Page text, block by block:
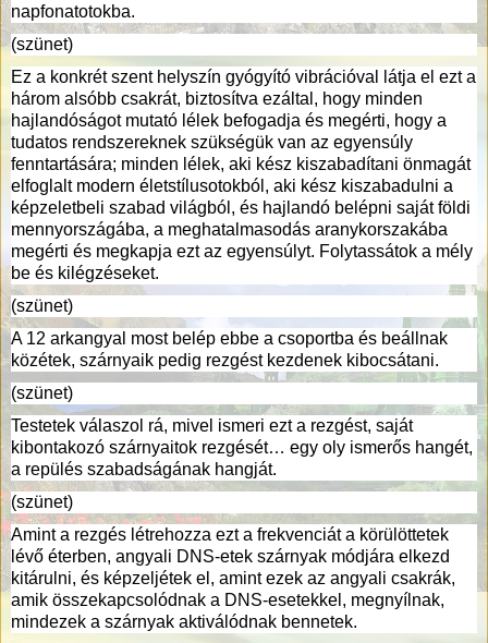
napfonatotokba.
(szünet)
Ez a konkrét szent helyszín gyógyító vibrációval látja el ezt a
három alsóbb csakrát, biztosítva ezáltal, hogy minden
hajlandóságot mutató lélek befogadja és megérti, hogy a
tudatos rendszereknek szükségük van az egyensúly
fenntartására; minden lélek, aki kész kiszabadítani önmagát
elfoglalt modern életstílusotokból, aki kész kiszabadulni a
képzeletbeli szabad világból, és hajlandó belépni saját földi
mennyországába, a meghatalmasodás aranykorszakába
megérti és megkapja ezt az egyensúlyt. Folytassátok a mély
be és kilégzéseket.
(szünet)
A 12 arkangyal most belép ebbe a csoportba és beállnak
közétek, szárnyaik pedig rezgést kezdenek kibocsátani.
(szünet)
Testetek válaszol rá, mivel ismeri ezt a rezgést, saját
kibontakozó szárnyaitok rezgését… egy oly ismerős hangét,
a repülés szabadságának hangját.
(szünet)
Amint a rezgés létrehozza ezt a frekvenciát a körülöttetek
lévő éterben, angyali DNS-etek szárnyak módjára elkezd
kitárulni, és képzeljétek el, amint ezek az angyali csakrák,
amik összekapcsolódnak a DNS-esetekkel, megnyílnak,
mindezek a szárnyak aktiválódnak bennetek.